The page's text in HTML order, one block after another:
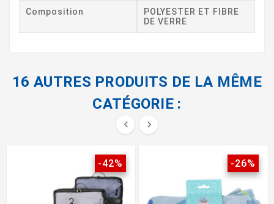
Composition
POLYESTER ET FIBRE
DE VERRE
16 AUTRES PRODUITS DE LA MÊME
CATÉGORIE :
 
-42% -26%